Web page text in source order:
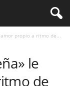
amor propio a ritmo de...
le
de